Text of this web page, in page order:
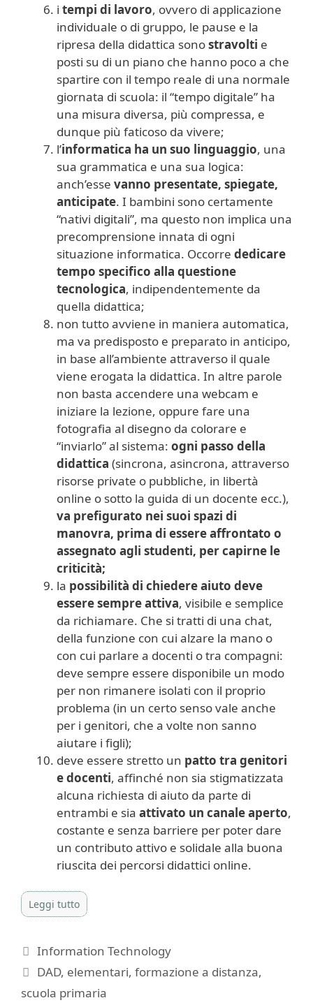
i tempi di lavoro, ovvero di applicazione
individuale o di gruppo, le pause e la
ripresa della didattica sonostravolti e
posti su di un piano che hanno poco a che
spartire con il tempo reale di una normale
giornata di scuola: il “tempo digitale” ha
una misura diversa, più compressa, e
dunque più faticoso da vivere;
l’informatica ha un suo linguaggio, una
sua grammatica e una sua logica:
anch’esse vanno presentate, spiegate,
anticipate. I bambini sono certamente
“nativi digitali”, ma questo non implica una
precomprensione innata di ogni
situazione informatica. Occorre dedicare
tempo specifico alla questione
tecnologica, indipendentemente da
quella didattica;
non tutto avviene in maniera automatica,
ma va predisposto e preparato in anticipo,
in base all’ambiente attraverso il quale
viene erogata la didattica. In altre parole
non basta accendere una webcam e
iniziare la lezione, oppure fare una
fotografia al disegno da colorare e
“inviarlo” al sistema: ogni passo della
didattica (sincrona, asincrona, attraverso
risorse private o pubbliche, in libertà
online o sotto la guida di un docente ecc.),
va prefigurato nei suoi spazi di
manovra, prima di essere affrontato o
assegnato agli studenti, per capirne le
criticità;
la possibilità di chiedere aiuto deve
essere sempre attiva, visibile e semplice
da richiamare. Che si tratti di una chat,
della funzione con cui alzare la mano o
con cui parlare a docenti o tra compagni:
deve sempre essere disponibile un modo
per non rimanere isolati con il proprio
problema (in un certo senso vale anche
per i genitori, che a volte non sanno
aiutare i figli);
deve essere stretto un patto tra genitori
e docenti, affinché non sia stigmatizzata
alcuna richiesta di aiuto da parte di
entrambi e sia attivato un canale aperto,
costante e senza barriere per poter dare
un contributo attivo e solidale alla buona
riuscita dei percorsi didattici online.
Leggi tutto
Categorie
Information Technology
Tag
DAD, elementari,formazione a distanza,
scuola primaria